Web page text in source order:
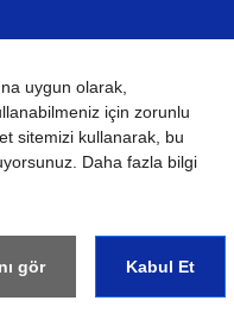
Küresel Siteye Git
uygun olarak,
için zorunlu
sitemizi kullanarak, bu
Daha fazla bilgi
gör Kabul Et